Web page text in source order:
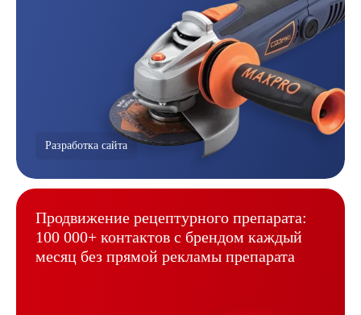
Разработка сайта
Продвижение рецептурного препарата:
100 000+ контактов с брендом каждый
месяц без прямой рекламы препарата